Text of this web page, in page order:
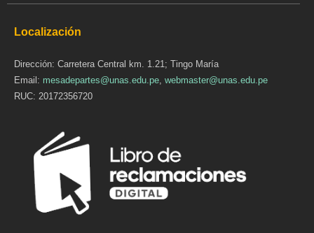
Localización
Dirección: Carretera Central km. 1.21; Tingo María
Email: mesadepartes@unas.edu.pe, webmaster@unas.edu.pe
RUC: 20172356720